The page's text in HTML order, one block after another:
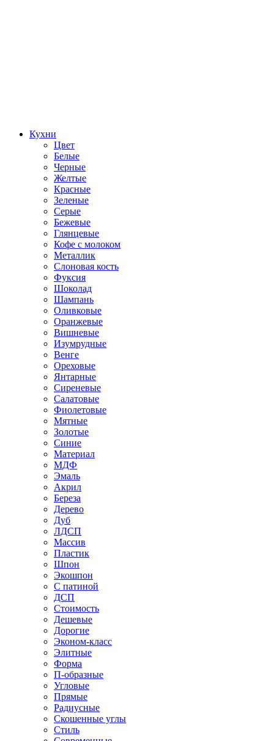
Кухни
Цвет
Белые
Черные
Желтые
Красные
Зеленые
Серые
Бежевые
Глянцевые
Кофе с молоком
Металлик
Слоновая кость
Фуксия
Шоколад
Шампань
Оливковые
Оранжевые
Вишневые
Изумрудные
Венге
Ореховые
Янтарные
Сиреневые
Салатовые
Фиолетовые
Мятные
Золотые
Синие
Материал
МДФ
Эмаль
Акрил
Береза
Дерево
Дуб
ЛДСП
Массив
Пластик
Шпон
Экошпон
С патиной
ДСП
Стоимость
Дешевые
Дорогие
Эконом-класс
Элитные
Форма
П-образные
Угловые
Прямые
Радиусные
Скошенные углы
Стиль